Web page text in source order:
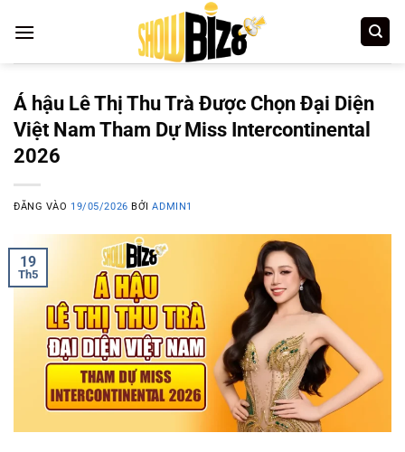
qua
Á hậu Lê Thị Thu Trà Được Chọn Đại Diện
Việt Nam Tham Dự Miss Intercontinental
2026
ĐĂNG VÀO 19/05/2026 BỞIADMIN1
19
Th5